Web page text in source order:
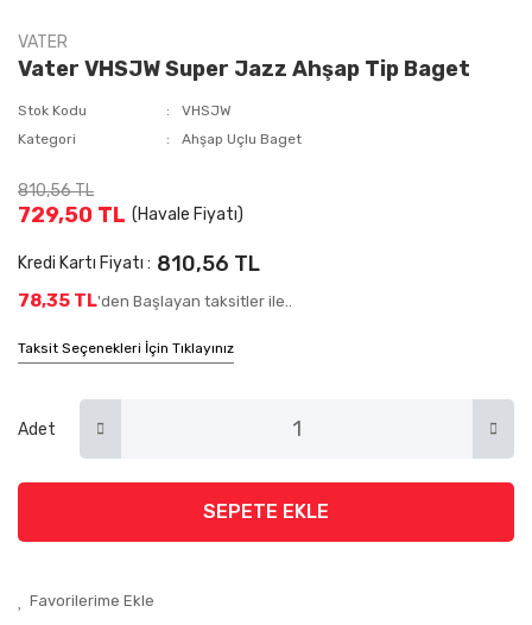
VATER
Vater VHSJW Super Jazz Ahşap Tip Baget
Stok Kodu
VHSJW
Kategori
Ahşap Uçlu Baget
810,56 TL
729,50 TL (Havale Fiyatı)
Kredi Kartı Fiyatı : 810,56 TL
78,35 TL'den Başlayan taksitler ile..
Taksit Seçenekleri İçin Tıklayınız
Adet
SEPETE EKLE